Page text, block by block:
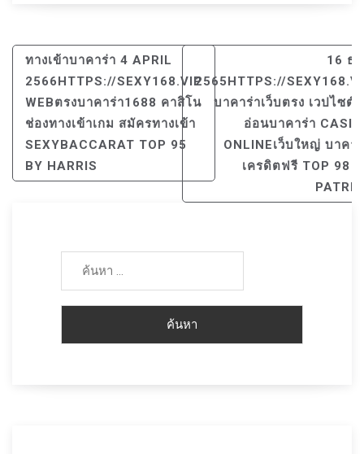
แนะแนว
เรื่อง
ทางเข้าบาคาร่า 4 APRIL
2566HTTPS://SEXY168.VIP
WEBตรงบาคาร่า1688 คาสิโน
ช่องทางเข้าเกม สมัครทางเข้า
SEXYBACCARAT TOP 95
BY HARRIS
16 ธ.
2565HTTPS://
บาคาร่าเว็บตรง เวปไซต์
อ่อนบาคาร่า
ONLINEเว็บใหญ่ บาคา
เครดิตฟรี TOP 98
ค้นหา
สำหรับ: